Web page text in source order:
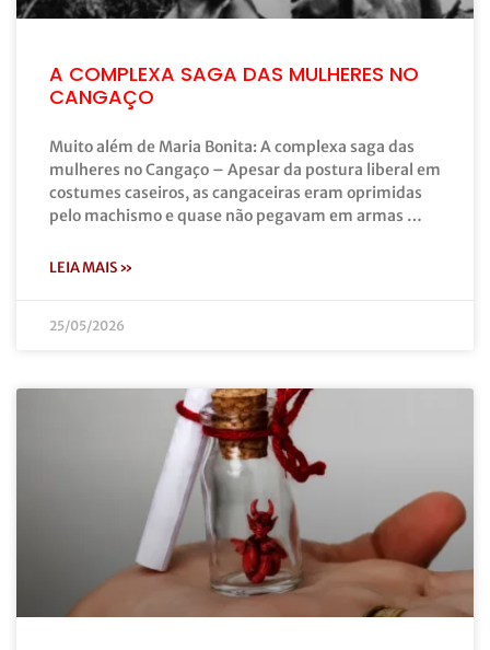
A COMPLEXA SAGA DAS MULHERES NO
CANGAÇO
Muito além de Maria Bonita: A complexa saga das
mulheres no Cangaço – Apesar da postura liberal em
costumes caseiros, as cangaceiras eram oprimidas
pelo machismo e quase não pegavam em armas …
LEIA MAIS »
25/05/2026